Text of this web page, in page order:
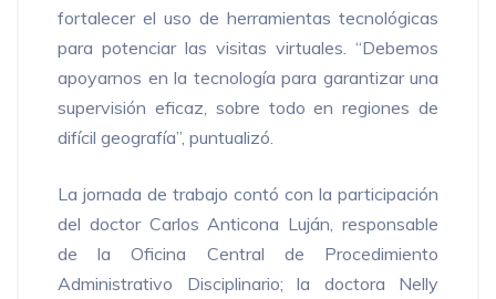
fortalecer el uso de herramientas tecnológicas
para potenciar las visitas virtuales. “Debemos
apoyarnos en la tecnología para garantizar una
supervisión eficaz, sobre todo en regiones de
difícil geografía”, puntualizó.
La jornada de trabajo contó con la participación
del doctor Carlos Anticona Luján, responsable
de la Oficina Central de Procedimiento
Administrativo Disciplinario; la doctora Nelly